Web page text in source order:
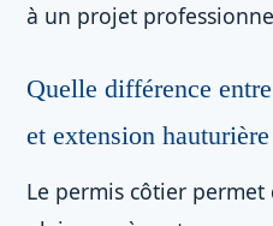
à un projet
Quelle différence
et extension hauturière
Le permis côtier